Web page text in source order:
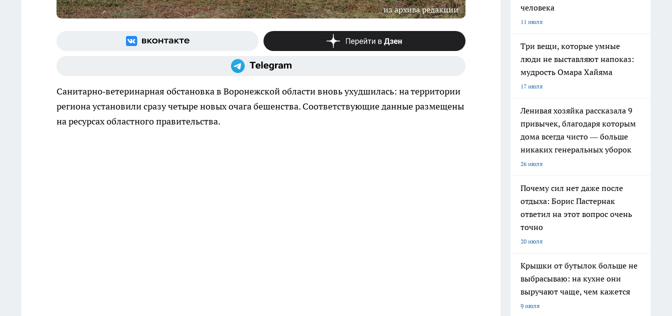
из архива редакции
Санитарно‑ветеринарная обстановка в Воронежской области вновь ухудшилась: на территории
региона установили сразу четыре новых очага бешенства. Соответствующие данные размещены
на ресурсах областного правительства.
человека
11 июля
Три вещи, которые умные
люди не выставляют напоказ:
мудрость Омара Хайяма
17 июля
Ленивая хозяйка рассказала 9
привычек, благодаря которым
дома всегда чисто — больше
никаких генеральных уборок
26 июля
Почему сил нет даже после
отдыха: Борис Пастернак
ответил на этот вопрос очень
точно
20 июля
Крышки от бутылок больше не
выбрасываю: на кухне они
выручают чаще, чем кажется
9 июля